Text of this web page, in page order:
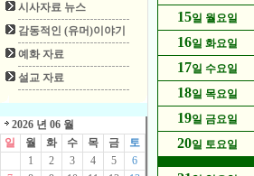
시사자료 뉴스
감동적인 (유머)이야기
예화 자료
설교 자료
2026 년 06 월
일
월 화 수 목 금
토
1
2 3 4 5
6
15일 월요일
16일 화요일
17일 수요일
18일 목요일
19일 금요일
20일 토요일